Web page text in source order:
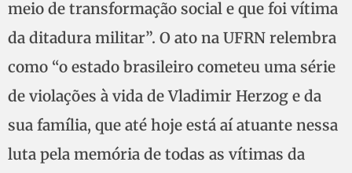
meio de transformação social e que foi vítima
da ditadura militar”. O ato na UFRN relembra
como “o estado brasileiro cometeu uma série
de violações à vida de Vladimir Herzog e da
sua família, que até hoje está aí atuante nessa
luta pela memória de todas as vítimas da